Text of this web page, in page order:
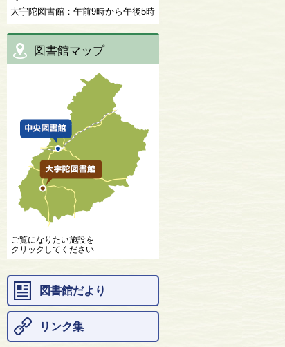
大宇陀図書館：午前9時から午後5時
図書館マップ
ご覧になりたい施設を
クリックしてください
図書館だより
リンク集